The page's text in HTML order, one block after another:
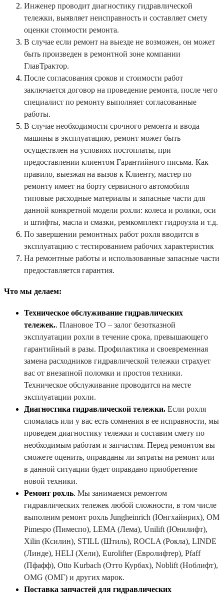
Инженер проводит диагностику гидравлической
тележки, выявляет неисправность и составляет смету
оценки стоимости ремонта.
В случае если ремонт на выезде не возможен, он может
быть произведен в ремонтной зоне компании
ГлавТрактор.
После согласования сроков и стоимости работ
заключается договор на проведение ремонта, после чего
специалист по ремонту выполняет согласованные
работы.
В случае необходимости срочного ремонта и ввода
машины в эксплуатацию, ремонт может быть
осуществлен на условиях постоплаты, при
предоставлении клиентом Гарантийного письма. Как
правило, выезжая на вызов к Клиенту, мастер по
ремонту имеет на борту сервисного автомобиля
типовые расходные материалы и запасные части для
данной конкретной модели рохли: колеса и ролики, оси
и штифты, масла и смазки, ремкомплект гидроузла и т.д.
По завершении ремонтных работ рохля вводится в
эксплуатацию с тестированием рабочих характеристик
На ремонтные работы и использованные запасные части
предоставляется гарантия.
Что мы делаем:
Техническое обслуживание гидравлических
тележек.. Плановое ТО – залог безотказной
эксплуатации рохли в течение срока, превышающего
гарантийный в разы. Профилактика и своевременная
замена расходников гидравлической тележки страхует
вас от внезапной поломки и простоя техники.
Техническое обслуживание проводится на месте
эксплуатации рохли.
Диагностика гидравлической тележки. Если рохля
сломалась или у вас есть сомнения в ее исправности, мы
проведем диагностику тележки и составим смету по
необходимым работам и запчастям. Перед ремонтом вы
сможете оценить, оправданы ли затраты на ремонт или
в данной ситуации будет оправдано приобретение
новой техники.
Ремонт рохль. Мы занимаемся ремонтом
гидравлических тележек любой сложности, в том числе
выполним ремонт рохль Jungheinrich (Юнгхайнрих), OM
Pimespo (Пимеспо), LEMA (Лема), Unilift (Юнилифт),
Xilin (Ксилин), STILL (Штиль), ROCLA (Рокла), LINDE
(Линде), HELI (Хели), Eurolifter (Евролифтер), Pfaff
(Пфафф), Otto Kurbach (Отто Курбах), Noblift (Ноблифт),
OMG (ОМГ) и других марок.
Поставка запчастей для гидравлических